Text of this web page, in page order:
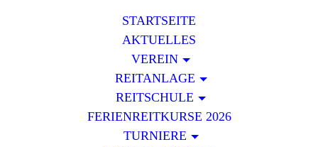
STARTSEITE
AKTUELLES
VEREIN
REITANLAGE
REITSCHULE
FERIENREITKURSE 2026
TURNIERE